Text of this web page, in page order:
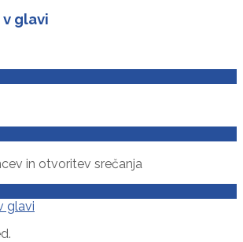
v glavi
in otvoritev srečanja